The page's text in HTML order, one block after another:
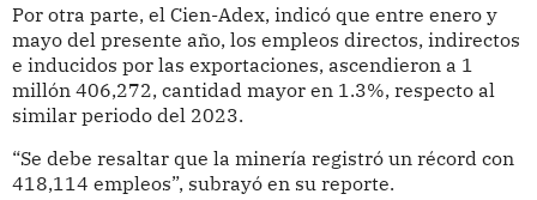
Por otra parte, el Cien-Adex, indicó que entre enero y
mayo del presente año, los empleos directos, indirectos
e inducidos por las exportaciones, ascendieron a 1
millón 406,272, cantidad mayor en 1.3%, respecto al
similar periodo del 2023.
“Se debe resaltar que la minería registró un récord con
418,114 empleos”, subrayó en su reporte.